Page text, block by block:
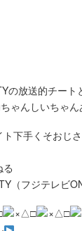
の放送的チート
ゃんしいちゃ
下手くそおじ
（フジテレビ
×△□ ×△□